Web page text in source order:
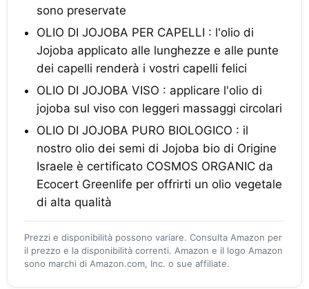
sono preservate
OLIO DI JOJOBA PER CAPELLI : l'olio di
Jojoba applicato alle lunghezze e alle punte
dei capelli renderà i vostri capelli felici
OLIO DI JOJOBA VISO : applicare l'olio di
jojoba sul viso con leggeri massaggi circolari
OLIO DI JOJOBA PURO BIOLOGICO : il
nostro olio dei semi di Jojoba bio di Origine
Israele è certificato COSMOS ORGANIC da
Ecocert Greenlife per offrirti un olio vegetale
di alta qualità
Prezzi e disponibilità possono variare. Consulta Amazon per
il prezzo e la disponibilità correnti. Amazon e il logo Amazon
sono marchi di Amazon.com, Inc. o sue affiliate.